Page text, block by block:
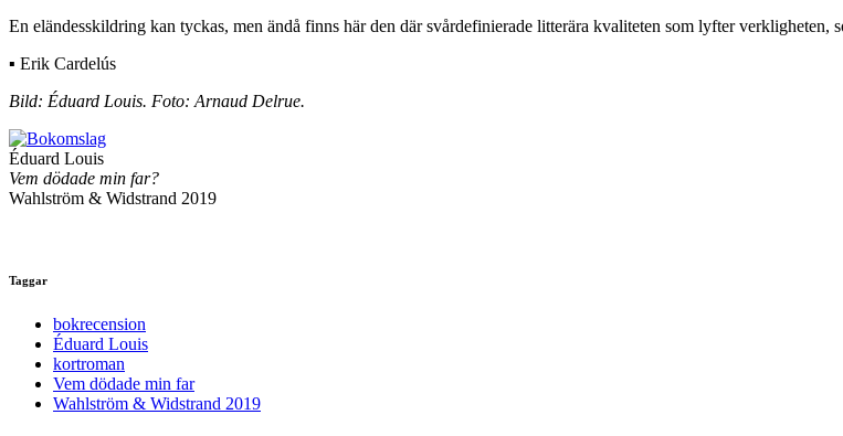
En eländesskildring kan tyckas, men ändå finns här den där svårdefinierade litterära kvaliteten som lyfter verkligheten,
▪ Erik Cardelús
Bild: Éduard Louis. Foto: Arnaud Delrue.
Éduard Louis
Vem dödade min far?
Wahlström & Widstrand 2019
Taggar
bokrecension
Éduard Louis
kortroman
Vem dödade min far
Wahlström & Widstrand 2019